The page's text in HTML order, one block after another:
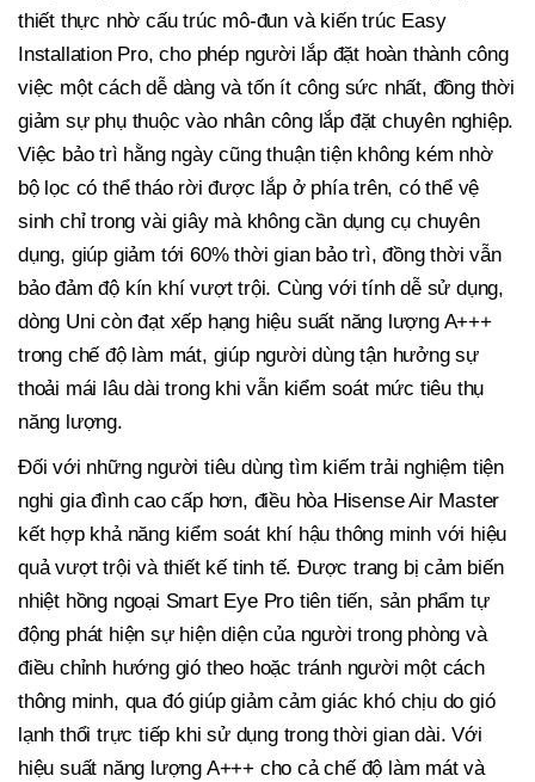
thiết thực nhờ cấu trúc mô-đun và kiến trúc Easy
Installation Pro, cho phép người lắp đặt hoàn thành công
việc một cách dễ dàng và tốn ít công sức nhất, đồng thời
giảm sự phụ thuộc vào nhân công lắp đặt chuyên nghiệp.
Việc bảo trì hằng ngày cũng thuận tiện không kém nhờ
bộ lọc có thể tháo rời được lắp ở phía trên, có thể vệ
sinh chỉ trong vài giây mà không cần dụng cụ chuyên
dụng, giúp giảm tới 60% thời gian bảo trì, đồng thời vẫn
bảo đảm độ kín khí vượt trội. Cùng với tính dễ sử dụng,
dòng Uni còn đạt xếp hạng hiệu suất năng lượng A+++
trong chế độ làm mát, giúp người dùng tận hưởng sự
thoải mái lâu dài trong khi vẫn kiểm soát mức tiêu thụ
năng lượng.
Đối với những người tiêu dùng tìm kiếm trải nghiệm tiện
nghi gia đình cao cấp hơn, điều hòa Hisense Air Master
kết hợp khả năng kiểm soát khí hậu thông minh với hiệu
quả vượt trội và thiết kế tinh tế. Được trang bị cảm biến
nhiệt hồng ngoại Smart Eye Pro tiên tiến, sản phẩm tự
động phát hiện sự hiện diện của người trong phòng và
điều chỉnh hướng gió theo hoặc tránh người một cách
thông minh, qua đó giúp giảm cảm giác khó chịu do gió
lạnh thổi trực tiếp khi sử dụng trong thời gian dài. Với
hiệu suất năng lượng A+++ cho cả chế độ làm mát và